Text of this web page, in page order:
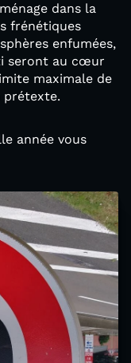
dans la
frénétiques
enfumées,
seront au cœur
maximale de
prétexte.
année vous